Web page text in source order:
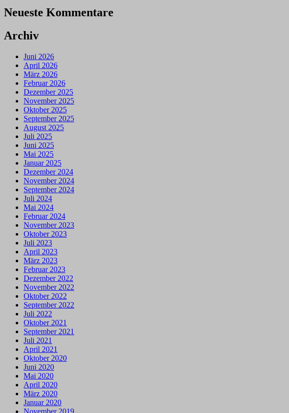
Neueste Kommentare
Archiv
Juni 2026
April 2026
März 2026
Februar 2026
Dezember 2025
November 2025
Oktober 2025
September 2025
August 2025
Juli 2025
Juni 2025
Mai 2025
Januar 2025
Dezember 2024
November 2024
September 2024
Juli 2024
Mai 2024
Februar 2024
November 2023
Oktober 2023
Juli 2023
April 2023
März 2023
Februar 2023
Dezember 2022
November 2022
Oktober 2022
September 2022
Juli 2022
Oktober 2021
September 2021
Juli 2021
April 2021
Oktober 2020
Juni 2020
Mai 2020
April 2020
März 2020
Januar 2020